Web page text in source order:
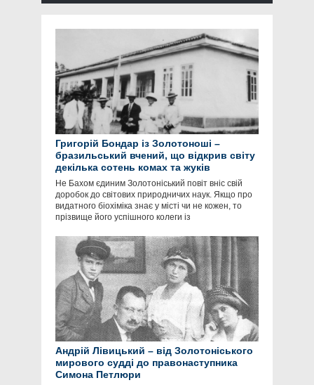
Григорій Бондар із Золотоноші –
бразильський вчений, що відкрив світу
декілька сотень комах та жуків
Не Бахом єдиним Золотоніський повіт вніс свій
доробок до світових природничих наук. Якщо про
видатного біохіміка знає у місті чи не кожен, то
прізвище його успішного колеги із
Андрій Лівицький – від Золотоніського
мирового судді до правонаступника
Симона Петлюри